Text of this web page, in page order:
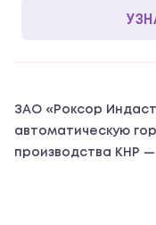
ЗАО «Роксор
автоматическую
производства КНР —